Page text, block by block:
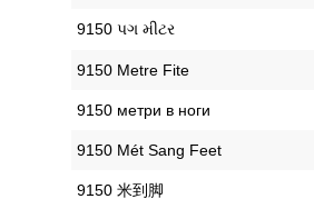
‎9150 પગ મીટર
‎9150 Metre Fite
‎9150 метри в ноги
‎9150 Mét Sang Feet
‎9150 米到脚